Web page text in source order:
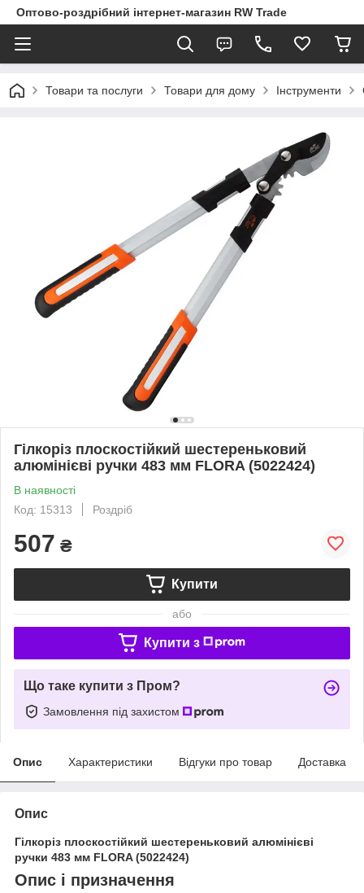
Оптово-роздрібний інтернет-магазин RW Trade
Товари та послуги Товари для дому Інструменти
Гілкоріз плоскостійкий шестереньковий
алюмінієві ручки 483 мм FLORA (5022424)
В наявності
Код: 15313
Роздріб
507 ₴
Купити
або
Купити з
Що таке купити з Пром?
Замовлення під захистом
Опис Характеристики Відгуки про товар Доставка
Опис
Гілкоріз плоскостійкий шестереньковий алюмінієві
ручки 483 мм FLORA (5022424)
Опис і призначення